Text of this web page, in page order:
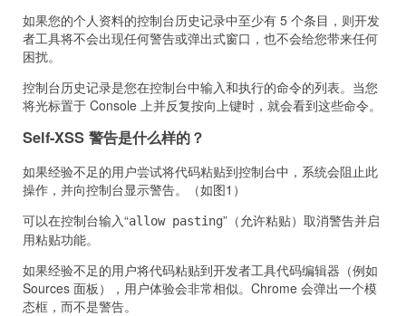
如果您的个人资料的控制台历史记录中至少有 5 个条目，则开发
者工具将不会出现任何警告或弹出式窗口，也不会给您带来任何
困扰。
控制台历史记录是您在控制台中输入和执行的命令的列表。当您
将光标置于 Console 上并反复按向上键时，就会看到这些命令。
Self-XSS 警告是什么样的？
如果经验不足的用户尝试将代码粘贴到控制台中，系统会阻止此
操作，并向控制台显示警告。（如图1）
可以在控制台输入“allow pasting”（允许粘贴）取消警告并启
用粘贴功能。
如果经验不足的用户将代码粘贴到开发者工具代码编辑器（例如
Sources 面板），用户体验会非常相似。Chrome 会弹出一个模
态框，而不是警告。